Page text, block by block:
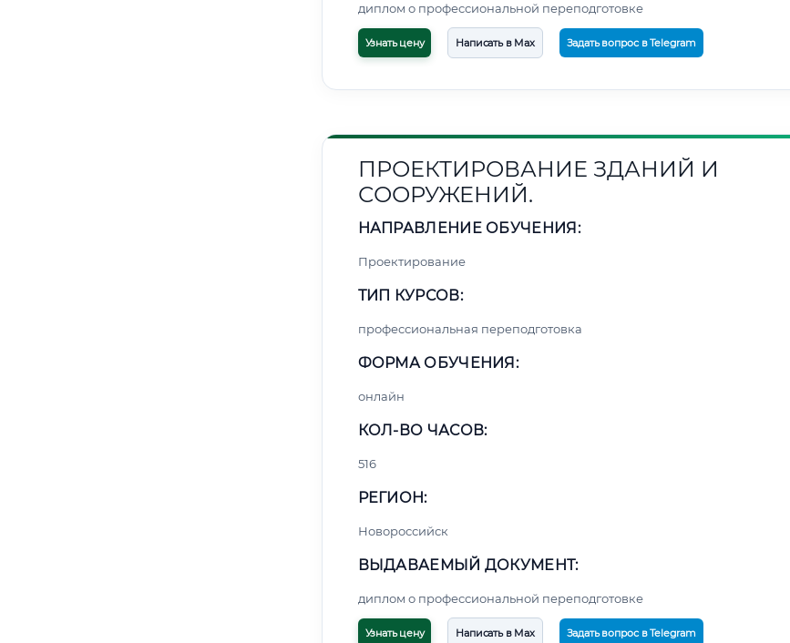
диплом о профессиональной переподготовке
Узнать цену Написать в Max Задать вопрос в Telegram
ПРОЕКТИРОВАНИЕ ЗДАНИЙ И
СООРУЖЕНИЙ.
НАПРАВЛЕНИЕ ОБУЧЕНИЯ:
Проектирование
ТИП КУРСОВ:
профессиональная переподготовка
ФОРМА ОБУЧЕНИЯ:
онлайн
КОЛ-ВО ЧАСОВ:
516
РЕГИОН:
Новороссийск
ВЫДАВАЕМЫЙ ДОКУМЕНТ:
диплом о профессиональной переподготовке
Узнать цену Написать в Max Задать вопрос в Telegram